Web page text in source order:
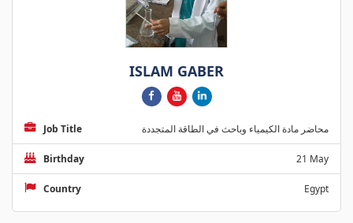
ISLAM GABER
Job Title محاضر مادة الكيمياء وباحث في الطاقة المتجددة
Birthday 21 May
Country Egypt